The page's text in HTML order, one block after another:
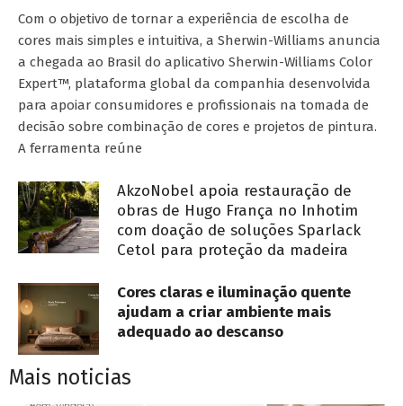
Com o objetivo de tornar a experiência de escolha de
cores mais simples e intuitiva, a Sherwin-Williams anuncia
a chegada ao Brasil do aplicativo Sherwin-Williams Color
Expert™, plataforma global da companhia desenvolvida
para apoiar consumidores e profissionais na tomada de
decisão sobre combinação de cores e projetos de pintura.
A ferramenta reúne
AkzoNobel apoia restauração de
obras de Hugo França no Inhotim
com doação de soluções Sparlack
Cetol para proteção da madeira
Cores claras e iluminação quente
ajudam a criar ambiente mais
adequado ao descanso
Mais noticias